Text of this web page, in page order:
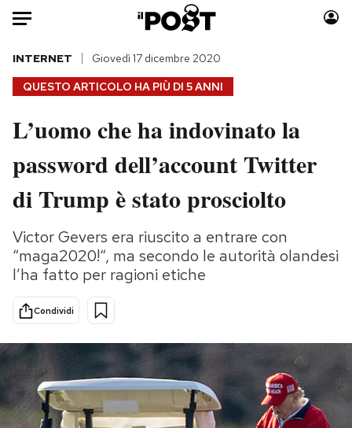
Auto
HOME
Italia
Politica
Tecnologia
Scienza
Cultura
Sport
Moda
Consumismi
Storie/Idee
Media
PODCAST
QUESTO ARTICOLO HA PIÙ DI 5 ANNI
INTERNET Giovedì 17 dicembre 2020
L’uomo che ha indovinato la
password dell’account Twitter
di Trump è stato prosciolto
Victor Gevers era riuscito a entrare con
“maga2020!“, ma secondo le autorità olandesi
l’ha fatto per ragioni etiche
Condividi